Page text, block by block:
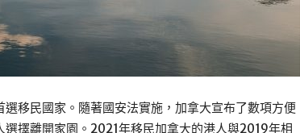
移民國家。隨著國安法實施，加拿大宣布了數項方便
擇離開家園。2021年移民加拿大的港人與2019年相